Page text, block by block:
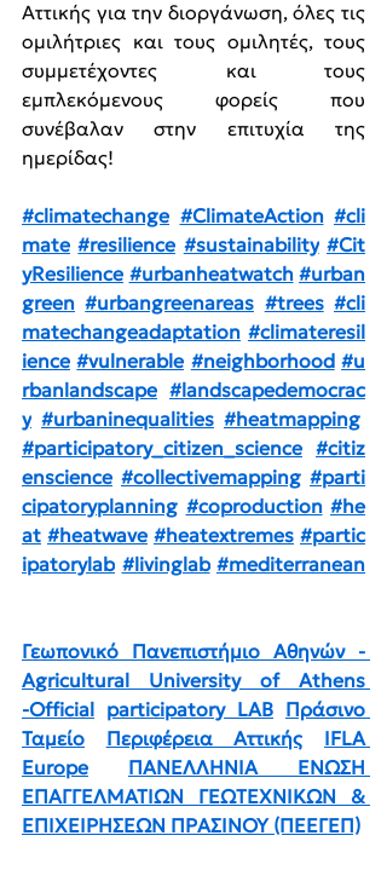
Αττικής για την διοργάνωση, όλες τις
ομιλήτριες και τους ομιλητές, τους
συμμετέχοντες και τους
εμπλεκόμενους φορείς που
συνέβαλαν στην επιτυχία της
ημερίδας!
#climatechange #ClimateAction #cli
mate #resilience #sustainability #Cit
yResilience #urbanheatwatch #urban
green #urbangreenareas #trees #cli
matechangeadaptation #climateresil
ience #vulnerable #neighborhood #u
rbanlandscape #landscapedemocrac
y #urbaninequalities #heatmapping
#participatory_citizen_science #citiz
enscience #collectivemapping #parti
cipatoryplanning #coproduction #he
at #heatwave #heatextremes #partic
ipatorylab #livinglab #mediterranean
Γεωπονικό Πανεπιστήμιο Αθηνών -
Agricultural University of Athens
-Οfficial participatory LAB Πράσινο
Ταμείο
Περιφέρεια Αττικής
IFLA
Europe
ΠΑΝΕΛΛΗΝΙΑ ΕΝΩΣΗ
ΕΠΑΓΓΕΛΜΑΤΙΩΝ ΓΕΩΤΕΧΝΙΚΩΝ &
ΕΠΙΧΕΙΡΗΣΕΩΝ ΠΡΑΣΙΝΟΥ (ΠΕΕΓΕΠ)